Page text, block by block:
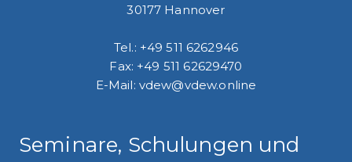
30177 Hannover
Tel.: +49 511 6262946
Fax: +49 511 62629470
E-Mail: vdew@vdew.online
Seminare, Schulungen und